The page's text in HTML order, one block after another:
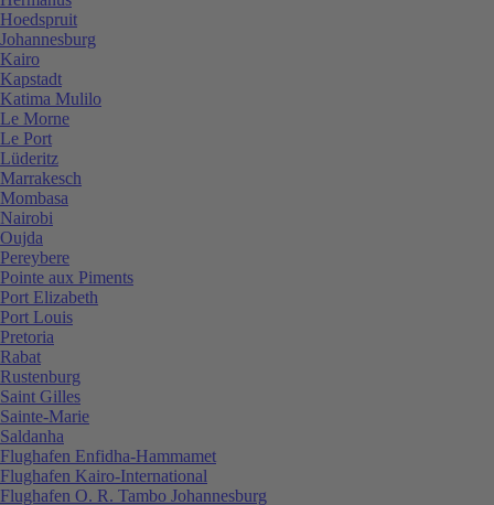
Hoedspruit
Johannesburg
Kairo
Kapstadt
Katima Mulilo
Le Morne
Le Port
Lüderitz
Marrakesch
Mombasa
Nairobi
Oujda
Pereybere
Pointe aux Piments
Port Elizabeth
Port Louis
Pretoria
Rabat
Rustenburg
Saint Gilles
Sainte-Marie
Saldanha
Flughafen Enfidha-Hammamet
Flughafen Kairo-International
Flughafen O. R. Tambo Johannesburg